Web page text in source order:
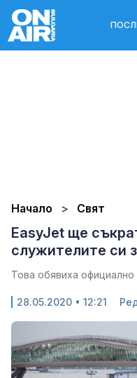
Начало Свят
EasyJet ще
служителите си
Това обявиха официално
28.05.2020 • 12:21